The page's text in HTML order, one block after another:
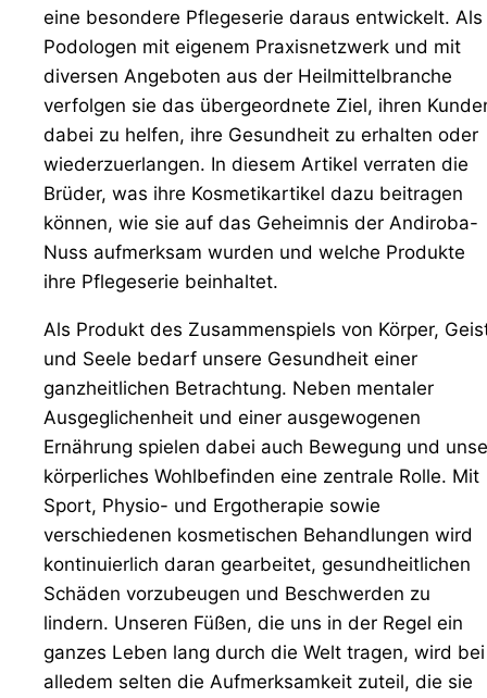
eine besondere Pflegeserie daraus entwickelt. Als
Podologen mit eigenem Praxisnetzwerk und mit
diversen Angeboten aus der Heilmittelbranche
verfolgen sie das übergeordnete Ziel, ihren
dabei zu helfen, ihre Gesundheit zu erhalten oder
wiederzuerlangen. In diesem Artikel verraten die
Brüder, was ihre Kosmetikartikel dazu beitragen
können, wie sie auf das Geheimnis der Andiroba-
Nuss aufmerksam wurden und welche Produkte
ihre Pflegeserie beinhaltet.
Als Produkt des Zusammenspiels von Körper,
und Seele bedarf unsere Gesundheit einer
ganzheitlichen Betrachtung. Neben mentaler
Ausgeglichenheit und einer ausgewogenen
Ernährung spielen dabei auch Bewegung und
körperliches Wohlbefinden eine zentrale Rolle. Mit
Sport, Physio- und Ergotherapie sowie
verschiedenen kosmetischen Behandlungen wird
kontinuierlich daran gearbeitet, gesundheitlichen
Schäden vorzubeugen und Beschwerden zu
lindern. Unseren Füßen, die uns in der Regel ein
ganzes Leben lang durch die Welt tragen, wird bei
alledem selten die Aufmerksamkeit zuteil, die sie